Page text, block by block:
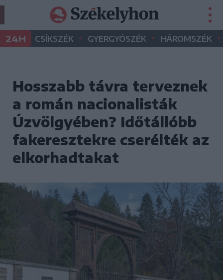
24H CSÍKSZÉK • GYERGYÓSZÉK • HÁROMSZÉK •
Hosszabb távra terveznek
a román nacionalisták
Úzvölgyében? Időtállóbb
fakeresztekre cserélték az
elkorhadtakat